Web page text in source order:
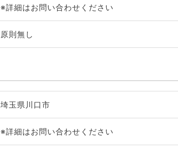
※詳細はお問い合わせください
原則無し
埼玉県川口市
※詳細はお問い合わせください